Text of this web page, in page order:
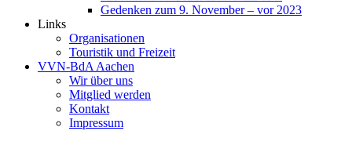
Gedenken zum 9. November – vor 2023
Links
Organisationen
Touristik und Freizeit
VVN-BdA Aachen
Wir über uns
Mitglied werden
Kontakt
Impressum